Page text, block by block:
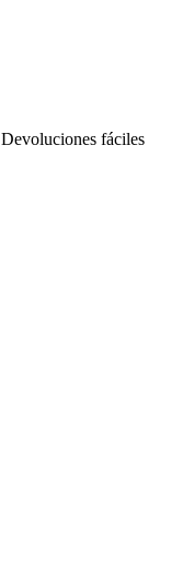
Devoluciones fáciles